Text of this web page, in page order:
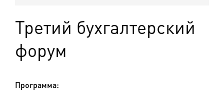
Третий бухгалтерский
форум
Программа: